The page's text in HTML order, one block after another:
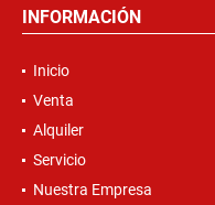
INFORMACIÓN
Inicio
Venta
Alquiler
Servicio
Nuestra Empresa